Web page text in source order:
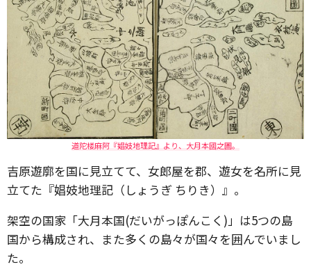
道陀楼麻阿『娼妓地理記』より、大月本國之圖。
吉原遊廓を国に見立てて、女郎屋を郡、遊女を名所に見
立てた『娼妓地理記（しょうぎ ちりき）』。
架空の国家「大月本国(だいがっぽんこく)」は5つの島
国から構成され、また多くの島々が国々を囲んでいまし
た。